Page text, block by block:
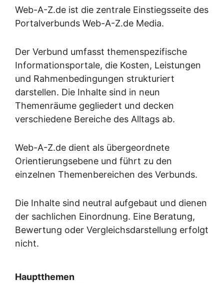
Web-A-Z.de ist die zentrale Einstiegsseite des
Portalverbunds Web-A-Z.de Media.
Der Verbund umfasst themenspezifische
Informationsportale, die Kosten, Leistungen
und Rahmenbedingungen strukturiert
darstellen. Die Inhalte sind in neun
Themenräume gegliedert und decken
verschiedene Bereiche des Alltags ab.
Web-A-Z.de dient als übergeordnete
Orientierungsebene und führt zu den
einzelnen Themenbereichen des Verbunds.
Die Inhalte sind neutral aufgebaut und dienen
der sachlichen Einordnung. Eine Beratung,
Bewertung oder Vergleichsdarstellung erfolgt
nicht.
Hauptthemen